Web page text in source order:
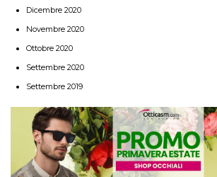
Dicembre 2020
Novembre 2020
Ottobre 2020
Settembre 2020
Settembre 2019